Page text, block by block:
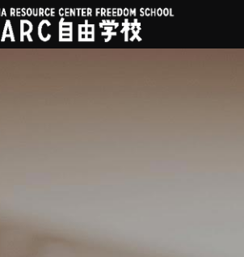
ッド講座：人権を保障するのは
ストアカテゴリー